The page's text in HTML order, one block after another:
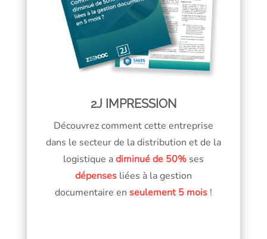
2J IMPRESSION
Découvrez comment cette entreprise
dans le secteur de la distribution et de la
logistique adiminué de 50%ses
dépensesliées à la gestion
documentaire en seulement 5 mois!